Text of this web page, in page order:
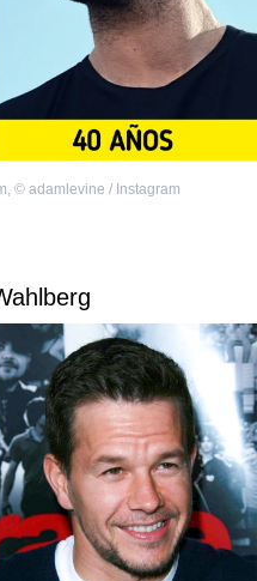
, © adamlevine / Instagram